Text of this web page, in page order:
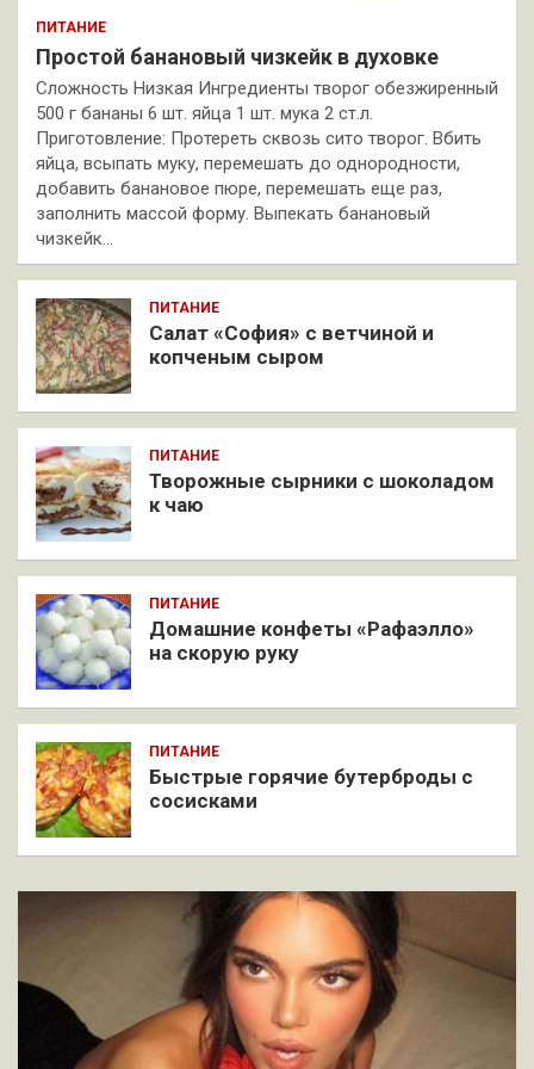
ПИТАНИЕ
Простой банановый чизкейк в духовке
Сложность Низкая Ингредиенты творог обезжиренный
500 г бананы 6 шт. яйца 1 шт. мука 2 ст.л.
Приготовление: Протереть сквозь сито творог. Вбить
яйца, всыпать муку, перемешать до однородности,
добавить банановое пюре, перемешать еще раз,
заполнить массой форму. Выпекать банановый
чизкейк…
ПИТАНИЕ
Салат «София» с ветчиной и
копченым сыром
ПИТАНИЕ
Творожные сырники с шоколадом
к чаю
ПИТАНИЕ
Домашние конфеты «Рафаэлло»
на скорую руку
ПИТАНИЕ
Быстрые горячие бутерброды с
сосисками